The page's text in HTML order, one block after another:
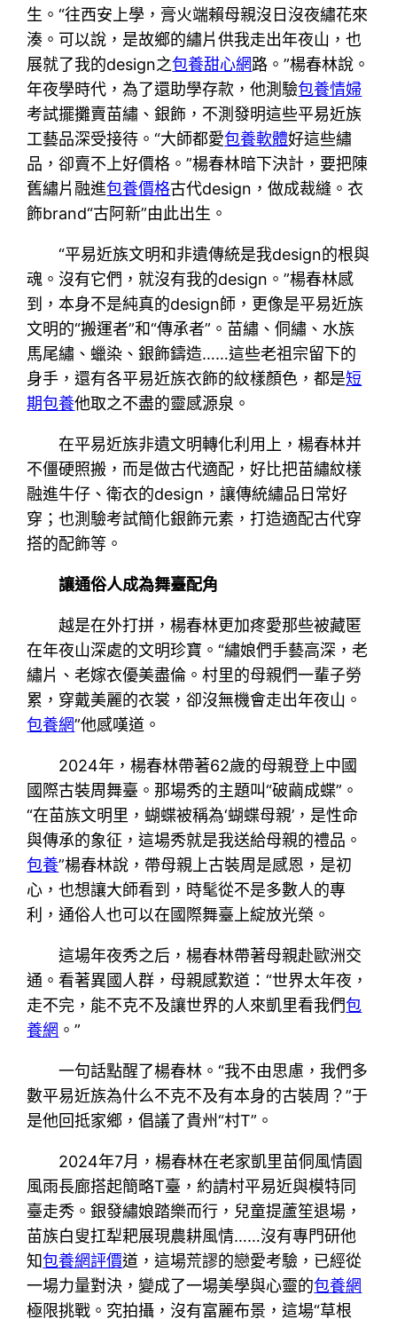
生。“往西安上學，膏火端賴母親沒日沒夜繡花來
湊。可以說，是故鄉的繡片供我走出年夜山，也
展就了我的design之包養甜心網路。”楊春林說。
年夜學時代，為了還助學存款，他測驗包養情婦
考試擺攤賣苗繡、銀飾，不測發明這些平易近族
工藝品深受接待。“大師都愛包養軟體好這些繡
品，卻賣不上好價格。”楊春林暗下決計，要把陳
舊繡片融進包養價格古代design，做成裁縫。衣
飾brand“古阿新”由此出生。
“平易近族文明和非遺傳統是我design的根與
魂。沒有它們，就沒有我的design。”楊春林感
到，本身不是純真的design師，更像是平易近族
文明的“搬運者”和“傳承者”。苗繡、侗繡、水族
馬尾繡、蠟染、銀飾鑄造……這些老祖宗留下的
身手，還有各平易近族衣飾的紋樣顏色，都是短
期包養他取之不盡的靈感源泉。
在平易近族非遺文明轉化利用上，楊春林并
不僵硬照搬，而是做古代適配，好比把苗繡紋樣
融進牛仔、衛衣的design，讓傳統繡品日常好
穿；也測驗考試簡化銀飾元素，打造適配古代穿
搭的配飾等。
讓通俗人成為舞臺配角
越是在外打拼，楊春林更加疼愛那些被藏匿
在年夜山深處的文明珍寶。“繡娘們手藝高深，老
繡片、老嫁衣優美盡倫。村里的母親們一輩子勞
累，穿戴美麗的衣裳，卻沒無機會走出年夜山。
包養網”他感嘆道。
2024年，楊春林帶著62歲的母親登上中國
國際古裝周舞臺。那場秀的主題叫“破繭成蝶”。
“在苗族文明里，蝴蝶被稱為‘蝴蝶母親’，是性命
與傳承的象征，這場秀就是我送給母親的禮品。
包養”楊春林說，帶母親上古裝周是感恩，是初
心，也想讓大師看到，時髦從不是多數人的專
利，通俗人也可以在國際舞臺上綻放光榮。
這場年夜秀之后，楊春林帶著母親赴歐洲交
通。看著異國人群，母親感歎道：“世界太年夜，
走不完，能不克不及讓世界的人來凱里看我們包
養網 。”
一句話點醒了楊春林。“我不由思慮，我們多
數平易近族為什么不克不及有本身的古裝周？”于
是他回抵家鄉，倡議了貴州“村T”。
2024年7月，楊春林在老家凱里苗侗風情園
風雨長廊搭起簡略T臺，約請村平易近與模特同
臺走秀。銀發繡娘踏樂而行，兒童提蘆笙退場，
苗族白叟扛犁耙展現農耕風情……沒有專門研他
知包養網評價道，這場荒謬的戀愛考驗，已經從
一場力量對決，變成了一場美學與心靈的包養網
極限挑戰。究拍攝，沒有富麗布景，這場“草根